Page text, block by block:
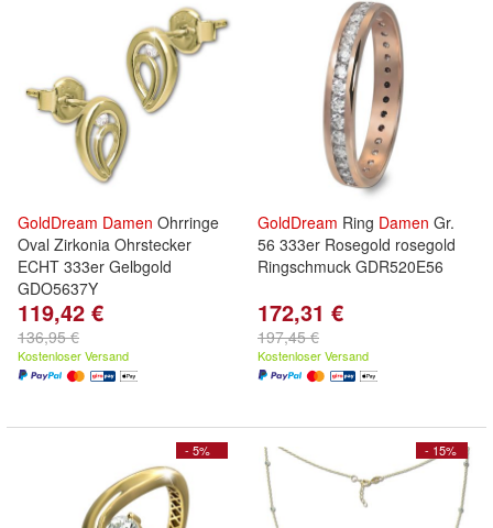
GoldDream Damen Ohrringe
Oval Zirkonia Ohrstecker
ECHT 333er Gelbgold
GDO5637Y
119,42 €
136,95 €
Kostenloser Versand
GoldDream Ring Damen Gr.
56 333er Rosegold rosegold
Ringschmuck GDR520E56
172,31 €
197,45 €
Kostenloser Versand
- 5% - 15%